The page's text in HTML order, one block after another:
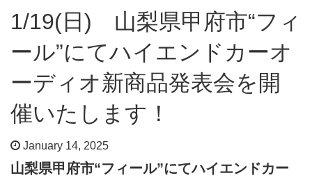
1/19(日) 山梨県甲府市“フィ
ール”にてハイエンドカーオ
ーディオ新商品発表会を開
催いたします！
January 14, 2025
山梨県甲府市“フィール”にてハイエンドカー